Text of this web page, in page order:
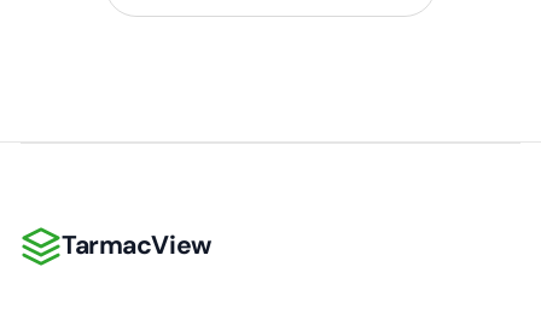
TarmacView
TarmacView